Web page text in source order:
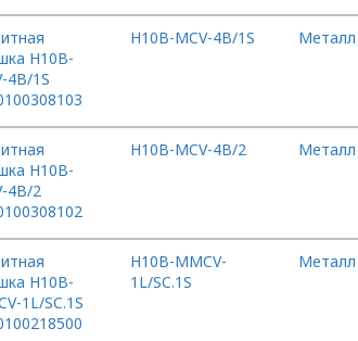
H10B-
4B/1S
H10B-MCV-4B/1S Металл
H10B-
4B/2
H10B-MCV-4B/2 Металл
H10B-
1L/SC.1S
H10B-MMCV-
1L/SC.1S
Металл